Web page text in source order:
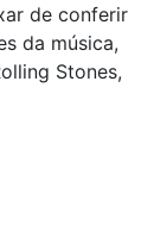
de conferir
da música,
Stones,